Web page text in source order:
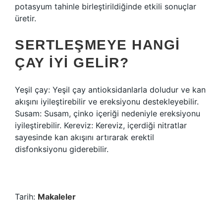
potasyum tahinle birleştirildiğinde etkili sonuçlar
üretir.
SERTLEŞMEYE HANGI
ÇAY IYI GELIR?
Yeşil çay: Yeşil çay antioksidanlarla doludur ve kan
akışını iyileştirebilir ve ereksiyonu destekleyebilir.
Susam: Susam, çinko içeriği nedeniyle ereksiyonu
iyileştirebilir. Kereviz: Kereviz, içerdiği nitratlar
sayesinde kan akışını artırarak erektil
disfonksiyonu giderebilir.
Tarih: Makaleler